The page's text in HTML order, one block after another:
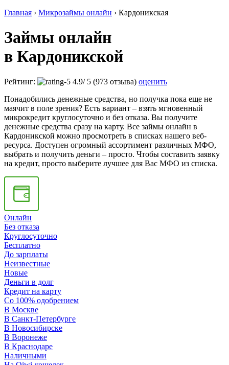
Главная › Микрозаймы онлайн › Кардоникская
Займы онлайн
в Кардоникской
Рейтинг: 4.9/ 5 (973 отзыва) оценить
Понадобились денежные средства, но получка пока еще не
маячит в поле зрения? Есть вариант – взять мгновенный
микрокредит круглосуточно и без отказа. Вы получите
денежные средства сразу на карту. Все займы онлайн в
Кардоникской можно просмотреть в списках нашего веб-
ресурса. Доступен огромный ассортимент различных МФО,
выбрать и получить деньги – просто. Чтобы составить заявку
на кредит, просто выберите лучшее для Вас МФО из списка.
Онлайн
Без отказа
Круглосуточно
Бесплатно
До зарплаты
Неизвестные
Новые
Деньги в долг
Кредит на карту
Со 100% одобрением
В Москве
В Санкт-Петербурге
В Новосибирске
В Воронеже
В Краснодаре
Наличными